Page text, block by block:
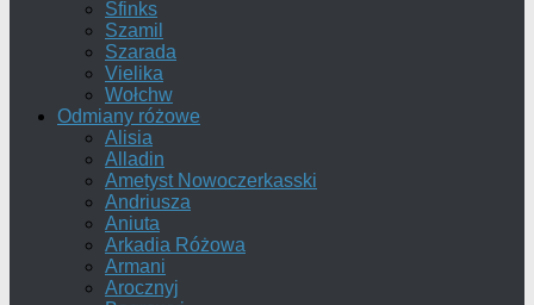
Sfinks
Szamil
Szarada
Vielika
Wołchw
Odmiany różowe
Alisia
Alladin
Ametyst Nowoczerkasski
Andriusza
Aniuta
Arkadia Różowa
Armani
Arocznyj